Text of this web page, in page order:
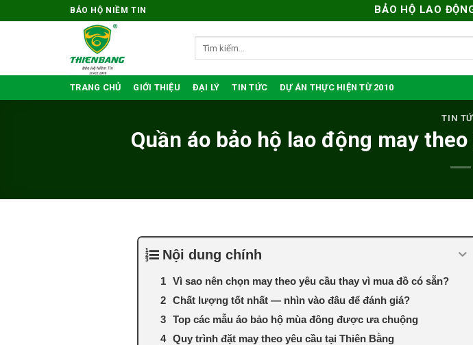
qua
BẢO HỘ NIỀM TIN BẢO HỘ LAO
TRANG CHỦ GIỚI THIỆU ĐẠI LÝ TIN TỨC DỰ ÁN THỰC HIỆN TỪ 2010
TIN
Quần áo bảo hộ lao động may
Nội dung chính
Vì sao nên chọn may theo yêu cầu thay vì mua đồ có sẵn?
Chất lượng tốt nhất — nhìn vào đâu để đánh giá?
Top các mẫu áo bảo hộ mùa đông được ưa chuộng
Quy trình đặt may theo yêu cầu tại Thiên Bằng